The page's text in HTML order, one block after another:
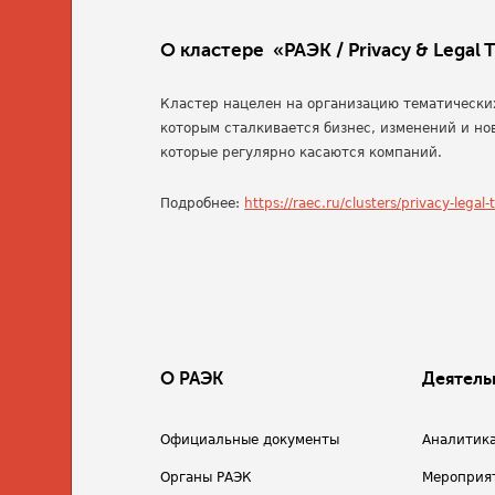
О кластере «РАЭК / Privacy & Legal
Кластер нацелен на организацию
которым сталкивается бизнес, изменений и
которые регулярно касаются компаний.
Подробнее: https://raec.ru/clusters/privacy-legal-
О РАЭК
Официальные документы
Органы РАЭК